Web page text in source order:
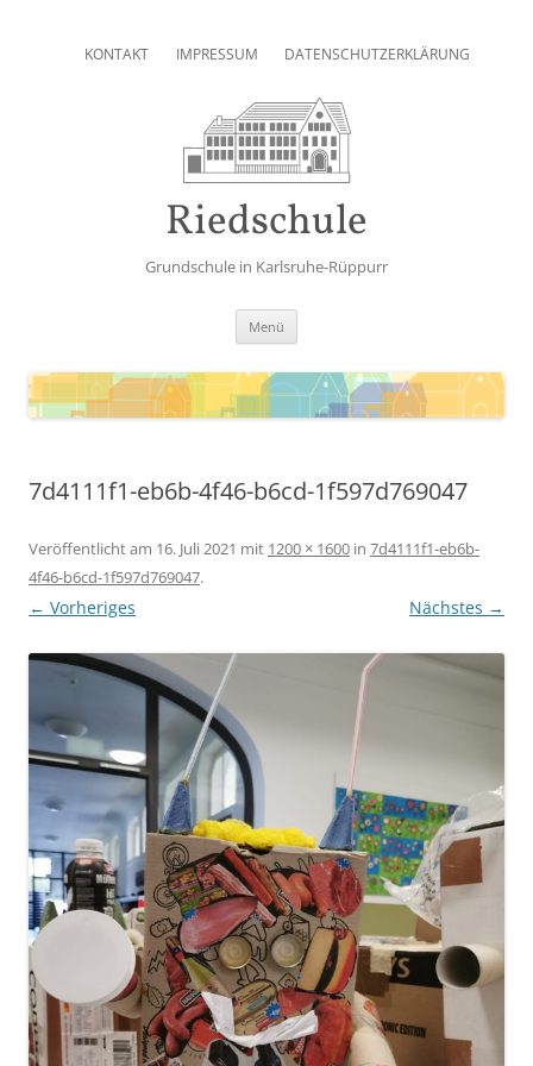
KONTAKT IMPRESSUM DATENSCHUTZERKLÄRUNG
Riedschule
Grundschule in Karlsruhe-Rüppurr
Menü
7d4111f1-eb6b-4f46-b6cd-1f597d769047
Veröffentlicht am 16. Juli 2021 mit 1200 × 1600 in 7d4111f1-eb6b-
4f46-b6cd-1f597d769047.
← Vorheriges Nächstes →